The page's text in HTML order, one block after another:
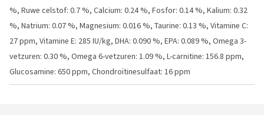
%, Ruwe celstof: 0.7 %, Calcium: 0.24 %, Fosfor: 0.14 %, Kalium: 0.32
%, Natrium: 0.07 %, Magnesium: 0.016 %, Taurine: 0.13 %, Vitamine C:
27 ppm, Vitamine E: 285 IU/kg, DHA: 0.090 %, EPA: 0.089 %, Omega 3-
vetzuren: 0.30 %, Omega 6-vetzuren: 1.09 %, L-carnitine: 156.8 ppm,
Glucosamine: 650 ppm, Chondroïtinesulfaat: 16 ppm